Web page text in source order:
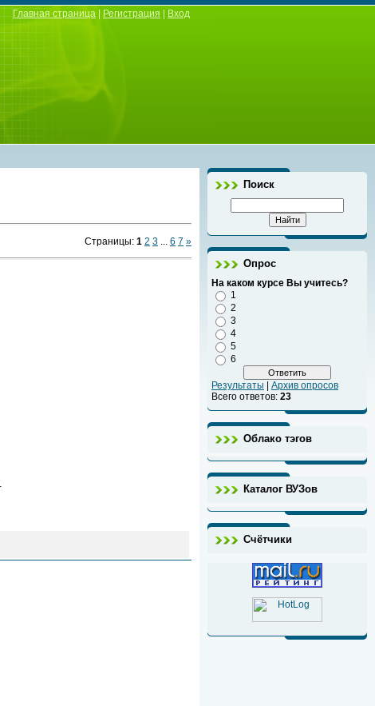
Главная страница Регистрация Вход
Страницы: 1 2 3 ... 6 7 »
Поиск
Опрос
На каком курсе Вы учитесь?
1
2
3
4
5
6
Результаты
Архив опросов
Всего ответов: 23
Облако тэгов
Каталог ВУЗов
Счётчики